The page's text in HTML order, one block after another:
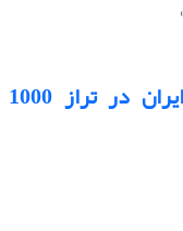
آشکارسازی و تحلیل روند دمای ایران در تراز 1000